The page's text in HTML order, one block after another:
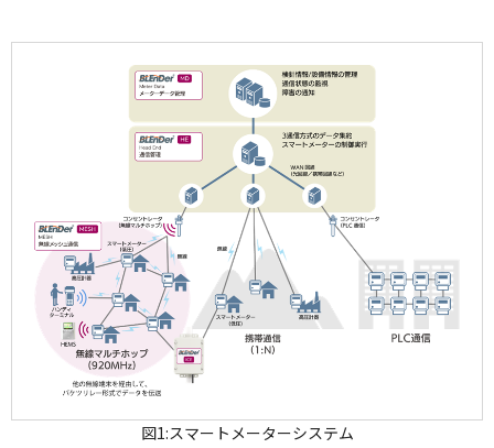
図1:スマートメーターシステム